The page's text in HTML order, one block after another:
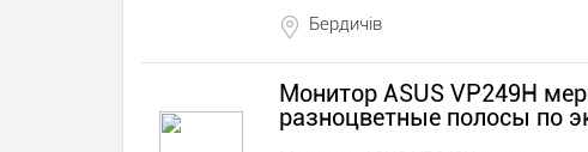
Бердичів
Монитор ASUS VP249H
разноцветные полосы по